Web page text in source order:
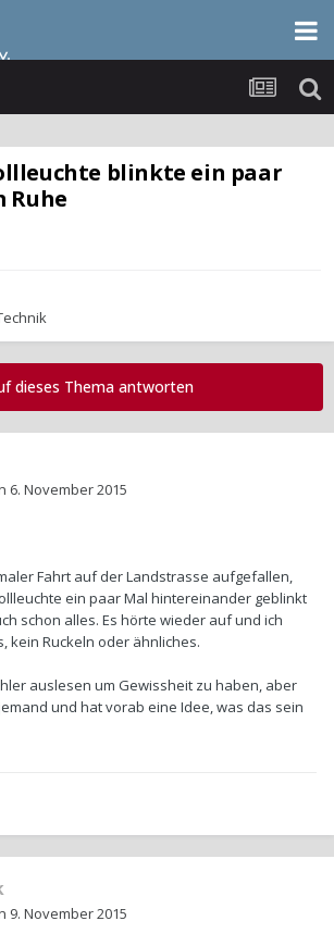
blinkte ein paar
Ruhe
dieses Thema antworten
6. November 2015
Fahrt auf der Landstrasse aufgefallen,
ein paar Mal hintereinander geblinkt
schon alles. Es hörte wieder auf und ich
kein Ruckeln oder ähnliches.
auslesen um Gewissheit zu haben, aber
und hat vorab eine Idee, was das sein
9. November 2015